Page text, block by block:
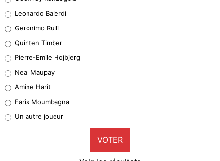
38%
32%
5%
1%
9%
Leonardo Balerdi
Geronimo Rulli
Quinten Timber
Pierre-Emile Hojbjerg
Neal Maupay
Amine Harit
Faris Moumbagna
Un autre joueur
VOTER